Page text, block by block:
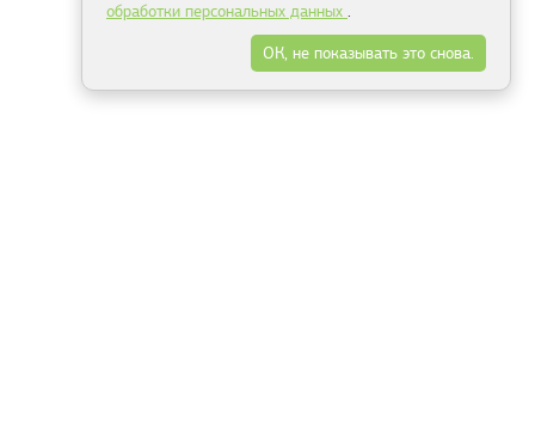
обработки персональных данных .
ОК, не показывать это снова.